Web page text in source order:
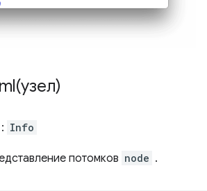
узел)
: Info
потомков node .